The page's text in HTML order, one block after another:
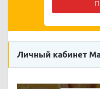
Личный кабинет